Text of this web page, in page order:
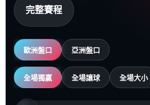
完整賽程
歐洲盤口 亞洲盤口
全場獨贏 全場讓球 全場大小